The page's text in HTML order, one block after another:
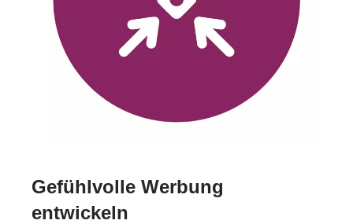
Gefühlvolle Werbung
entwickeln